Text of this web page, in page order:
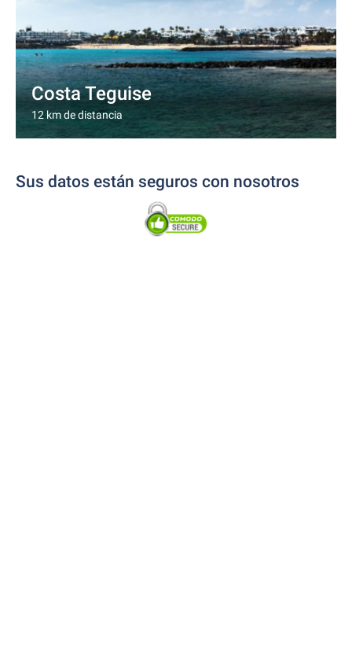
Costa Teguise
12 km de distancia
Sus datos están seguros con nosotros